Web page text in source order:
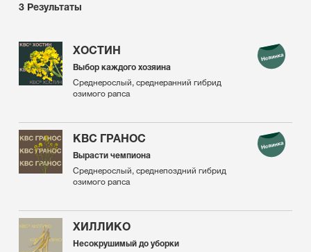
3 Результаты
ХОСТИН
Выбор каждого хозяина
Среднерослый, среднеранний гибрид
озимого рапса
КВС ГРАНОС
Вырасти чемпиона
Среднерослый, среднепоздний гибрид
озимого рапса
ХИЛЛИКО
Несокрушимый до уборки